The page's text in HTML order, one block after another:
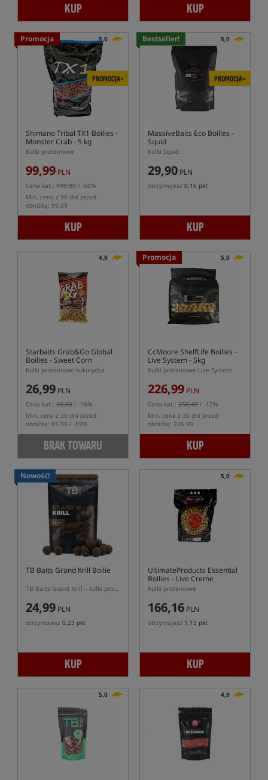
KUP KUP
Promocja 5,0
PROMOCJA+
Shimano Tribal TX1 Boilies -
Monster Crab - 5 kg
Kulki proteinowe
99,99 PLN
Cena kat.: 199,00 / -50%
Min. cena z 30 dni przed
obniżką: 99.99
KUP
Bestseller! 5,0
PROMOCJA+
MassiveBaits Eco Boilies -
Squid
Kulki Squid
29,90 PLN
otrzymujesz 0,16 pkt
KUP
4,9
Starbaits Grab&Go Global
Boilies - Sweet Corn
Kulki proteinowe kukurydza
26,99 PLN
Cena kat.: 32,00 / -16%
Min. cena z 30 dni przed
obniżką: 65.99 / -59%
BRAK TOWARU
Promocja 5,0
CcMoore ShelfLife Boilies -
Live System - 5kg
Kulki proteinowe Live System
226,99 PLN
Cena kat.: 256,49 / -12%
Min. cena z 30 dni przed
obniżką: 226.99
KUP
Nowość!
TB Baits Grand Krill Boilie
TB Baits Grand Krill – kulki proteinowe o aromacie kryla
24,99 PLN
otrzymujesz 0,23 pkt
KUP
5,0
UltimateProducts Essential
Boilies - Live Creme
Kulki proteinowe
166,16 PLN
otrzymujesz 1,15 pkt
KUP
5,0 4,9